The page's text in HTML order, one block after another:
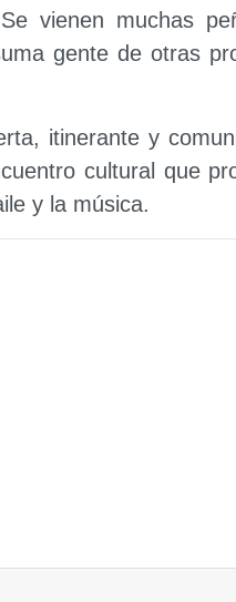
vienen muchas
gente de otras
itinerante y
cultural que
y la música.